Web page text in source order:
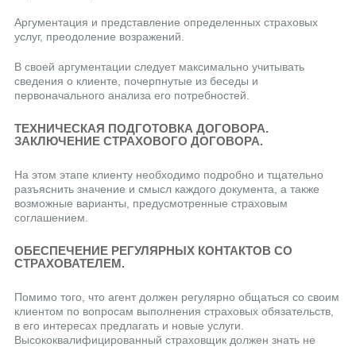
Аргументация и представление определенных страховых
услуг, преодоление возражений.
В своей аргументации следует максимально учитывать
сведения о клиенте, почерпнутые из беседы и
первоначального анализа его потребностей.
ТЕХНИЧЕСКАЯ ПОДГОТОВКА ДОГОВОРА.
ЗАКЛЮЧЕНИЕ СТРАХОВОГО ДОГОВОРА.
На этом этапе клиенту необходимо подробно и тщательно
разъяснить значение и смысл каждого документа, а также
возможные варианты, предусмотренные страховым
соглашением.
ОБЕСПЕЧЕНИЕ РЕГУЛЯРНЫХ КОНТАКТОВ СО
СТРАХОВАТЕЛЕМ.
Помимо того, что агент должен регулярно общаться со своим
клиентом по вопросам выполнения страховых обязательств,
в его интересах предлагать и новые услуги.
Высококвалифицированный страховщик должен знать не